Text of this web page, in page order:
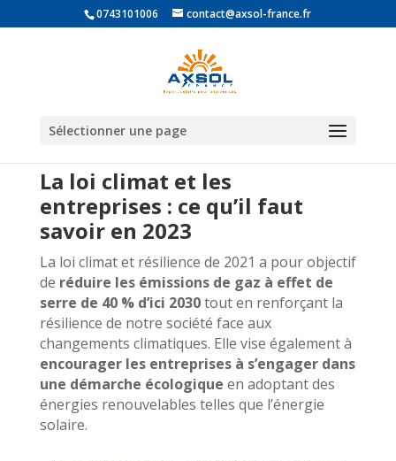
0743101006 contact@axsol-france.fr
Sélectionner une page
La loi climat et les
entreprises : ce qu’il faut
savoir en 2023
La loi climat et résilience de 2021 a pour objectif
de réduire les émissions de gaz à effet de
serre de 40 % d’ici 2030tout en renforçant la
résilience de notre société face aux
changements climatiques. Elle vise également à
encourager les entreprises à s’engager dans
une démarche écologique en adoptant des
énergies renouvelables telles que l’énergie
solaire.